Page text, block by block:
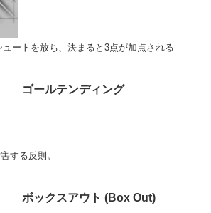
ートを放ち、決まると3点が加点される
ゴールテンディング
する反則。
ボックスアウト (Box Out)